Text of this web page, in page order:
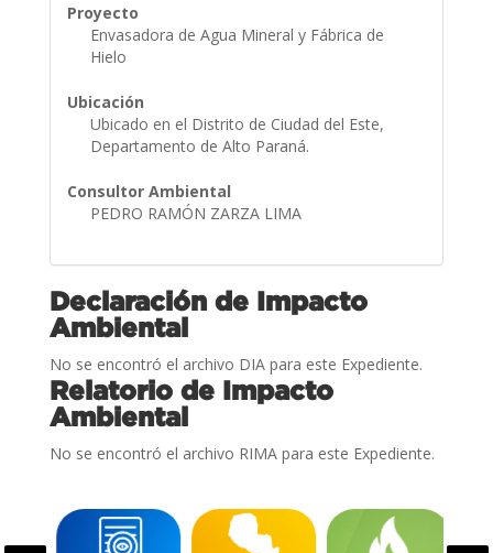
Proyecto
Envasadora de Agua Mineral y Fábrica de
Hielo
Ubicación
Ubicado en el Distrito de Ciudad del Este,
Departamento de Alto Paraná.
Consultor Ambiental
PEDRO RAMÓN ZARZA LIMA
Declaración de Impacto
Ambiental
No se encontró el archivo DIA para este Expediente.
Relatorio de Impacto
Ambiental
No se encontró el archivo RIMA para este Expediente.